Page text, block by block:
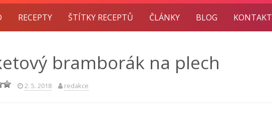
RECEPTY ŠTÍTKY RECEPTŮ ČLÁNKY BLOG KONTAKT
bramborák na plech
2. 5. 2018 redakce